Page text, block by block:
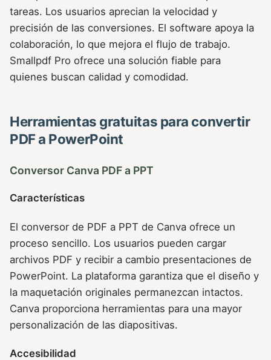
tareas. Los usuarios aprecian la velocidad y
precisión de las conversiones. El software apoya la
colaboración, lo que mejora el flujo de trabajo.
Smallpdf Pro ofrece una solución fiable para
quienes buscan calidad y comodidad.
Herramientas gratuitas para convertir
PDF a PowerPoint
Conversor Canva PDF a PPT
Características
El conversor de PDF a PPT de Canva ofrece un
proceso sencillo. Los usuarios pueden cargar
archivos PDF y recibir a cambio presentaciones de
PowerPoint. La plataforma garantiza que el diseño y
la maquetación originales permanezcan intactos.
Canva proporciona herramientas para una mayor
personalización de las diapositivas.
Accesibilidad